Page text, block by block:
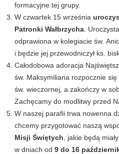
formacyjne tej grupy.
W czwartek 15 września
Patronki Wałbrzycha .
odprawiona w kolegiacie św.
i będzie jej przewodniczył ks.
Całodobowa adoracja
św. Maksymiliana rozpocznie
św. wieczornej, a zakończy w
Zachęcamy do modlitwy przed
W naszej parafii trwa nowenna
chcemy przygotować naszą
Misji Świętych , jakie będą
w dniach od9 do 16